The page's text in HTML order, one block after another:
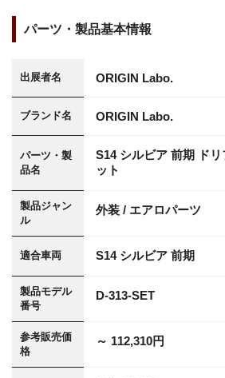
パーツ・製品基本情報
出展者名 ORIGIN Labo.
ブランド名 ORIGIN Labo.
パーツ・製
品名
S14 シルビア 前期 ド
ット
製品ジャン
ル
外装 / エアロパーツ
適合車両 S14 シルビア 前期
製品モデル
番号
D-313-SET
参考販売価
格
～ 112,310円